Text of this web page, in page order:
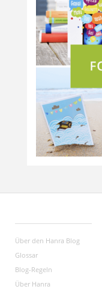
Über den Hanra Blog
Glossar
Blog-Regeln
Über Hanra